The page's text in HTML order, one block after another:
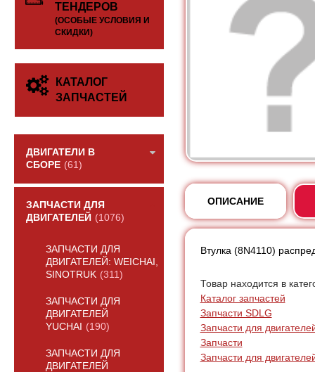
ТЕНДЕРОВ
(ОСОБЫЕ УСЛОВИЯ И
СКИДКИ)
КАТАЛОГ
ЗАПЧАСТЕЙ
ДВИГАТЕЛИ В
СБОРЕ (61)
ЗАПЧАСТИ ДЛЯ
ДВИГАТЕЛЕЙ (1076)
ЗАПЧАСТИ ДЛЯ
ДВИГАТЕЛЕЙ: WEICHAI,
SINOTRUK (311)
ЗАПЧАСТИ ДЛЯ
ДВИГАТЕЛЕЙ
YUCHAI (190)
ЗАПЧАСТИ ДЛЯ
ДВИГАТЕЛЕЙ
ОПИСАНИЕ
Втулка (8N4110)
Товар находится в
Каталог запчастей
Запчасти SDLG
Запчасти для
Запчасти
Запчасти для